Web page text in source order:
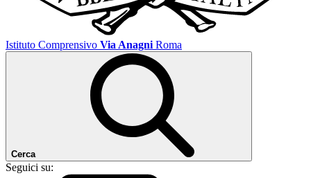
Istituto Comprensivo Via Anagni Roma
Cerca
Seguici su: